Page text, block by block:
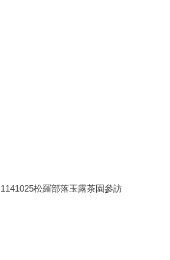
1141025松羅部落玉露茶園參訪